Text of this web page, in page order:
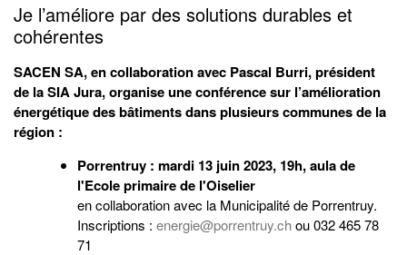
Je l’améliore par des solutions durables et
cohérentes
SACEN SA, en collaboration avec Pascal Burri, président
de la SIA Jura, organise une conférence sur l’amélioration
énergétique des bâtiments dans plusieurs communes de la
région :
Porrentruy : mardi 13 juin 2023, 19h, aula de
l'Ecole primaire de l'Oiselier
en collaboration avec la Municipalité de Porrentruy.
Inscriptions : energie@porrentruy.chou 032 465 78
71